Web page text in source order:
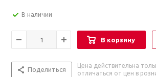
В наличии
В корзину
Поделиться
Цена действительна
отличаться от цен в